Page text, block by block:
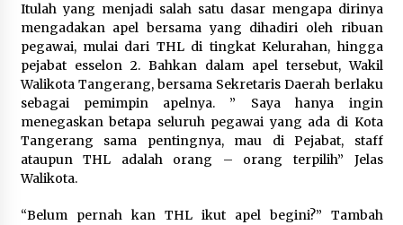
Timnas Indonesia Diharapkan
Bangkit Usai Takluk dari Vietnam di
Piala AFF 2026
8 Agustus 2026
Penanganan Kebakaran Gedung
Dinas Teknis Masuk Tahap Akhir,
8 Agustus 2026
Itulah yang menjadi salah satu dasar mengapa dirinya
mengadakan apel bersama yang dihadiri oleh ribuan
pegawai, mulai dari THL di tingkat Kelurahan, hingga
pejabat esselon 2. Bahkan dalam apel tersebut, Wakil
Walikota Tangerang, bersama Sekretaris Daerah berlaku
sebagai pemimpin apelnya. ” Saya hanya ingin
menegaskan betapa seluruh pegawai yang ada di Kota
Tangerang sama pentingnya, mau di Pejabat, staff
ataupun THL adalah orang – orang terpilih” Jelas
Walikota.
“Belum pernah kan THL ikut apel begini?” Tambah